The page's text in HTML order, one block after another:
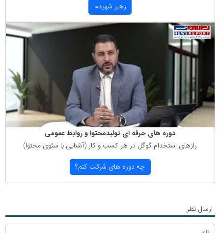
رهبر شهیدم
دوره های حرفه ای تولیدمحتوا و روابط عمومی
رازهای استخدام گوگل در هر كسب و كار (آشنایی با سئوی محتوا)
چه دوره های شركت كنم؟
ارسال نظر